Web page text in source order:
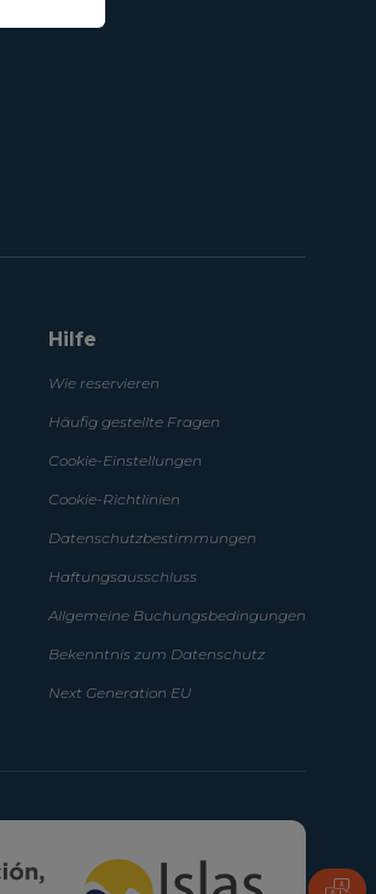
Hilfe
Wie reservieren
Häufig gestellte Fragen
Cookie-Einstellungen
Cookie-Richtlinien
Datenschutzbestimmungen
Haftungsausschluss
Allgemeine Buchungsbedingungen
Bekenntnis zum Datenschutz
Next Generation EU